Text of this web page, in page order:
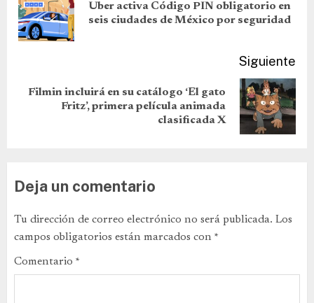
Uber activa Código PIN obligatorio en
seis ciudades de México por seguridad
Siguiente
Filmin incluirá en su catálogo ‘El gato
Fritz’, primera película animada
clasificada X
Deja un comentario
Tu dirección de correo electrónico no será publicada. Los
campos obligatorios están marcados con *
Comentario *